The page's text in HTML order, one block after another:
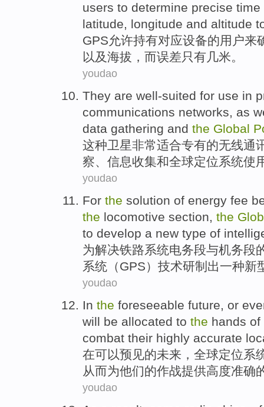
users to determine precise time
latitude, longitude and altitude
GPS允许持有对应设备的用户来
以及海拔 ，而误差只有几米。
youdao
They are well-suited for use in
communications networks, as
data gathering and the Global
这种卫星非常适合专有的无线通
察、 信息收集和全球定位系统使
youdao
For the solution of energy fee
the locomotive section, the
to develop a new type of
为解决铁路系统电务段与机务段
系统（GPS）技术研制出一种新
youdao
In the foreseeable future, or
will be allocated to the hands of
combat their highly accurate
在可以预见的未来 ， 全球定位系
从而为他们的作战提供高度准确
youdao